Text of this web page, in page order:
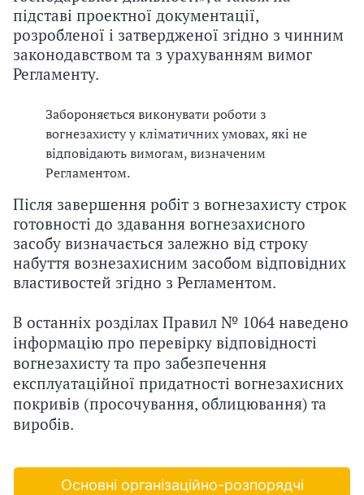
підставі проектної документації,
розробленої і затвердженої згідно з чинним
законодавством та з урахуванням вимог
Регламенту.
Забороняється виконувати роботи з
вогнезахисту у кліматичних умовах, які не
відповідають вимогам, визначеним
Регламентом.
Після завершення робіт з вогнезахисту строк
готовності до здавання вогнезахисного
засобу визначається залежно від строку
набуття вознезахисним засобом відповідних
властивостей згідно з Регламентом.
В останніх розділах Правил № 1064 наведено
інформацію про перевірку відповідності
вогнезахисту та про забезпечення
експлуатаційної придатності вогнезахисних
покривів (просочування, облицювання) та
виробів.
Основні організаційно-розпорядчі